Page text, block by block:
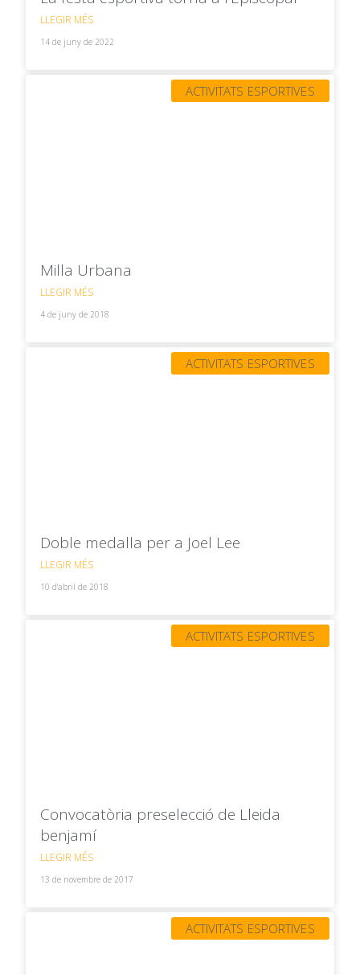
LLEGIR MÉS
14 de juny de 2022
ACTIVITATS ESPORTIVES
Milla Urbana
LLEGIR MÉS
4 de juny de 2018
ACTIVITATS ESPORTIVES
Doble medalla per a Joel Lee
LLEGIR MÉS
10 d'abril de 2018
ACTIVITATS ESPORTIVES
Convocatòria preselecció de Lleida
benjamí
LLEGIR MÉS
13 de novembre de 2017
ACTIVITATS ESPORTIVES